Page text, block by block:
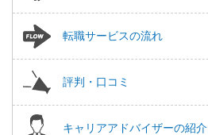
転職サービスの流れ
評判・口コミ
キャリアアドバイザーの紹介